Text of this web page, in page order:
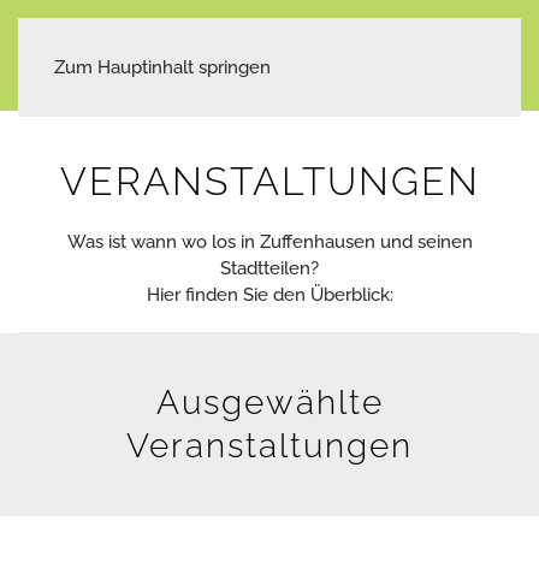
Zum Hauptinhalt springen
VERANSTALTUNGEN
Was ist wann wo los in Zuffenhausen und seinen
Stadtteilen?
Hier finden Sie den Überblick:
Ausgewählte
Veranstaltungen